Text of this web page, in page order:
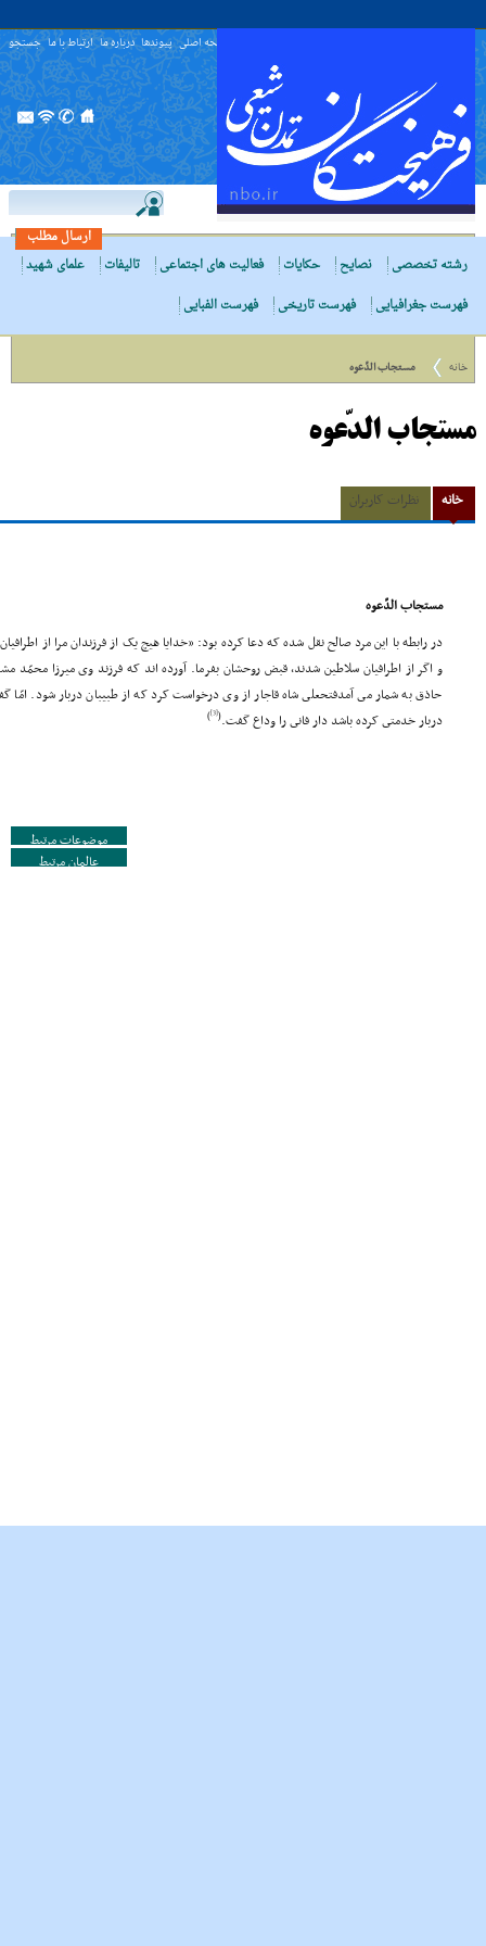
صفحه اصلی پیوندها درباره ما ارتباط با ما جستجو
ارسال مطلب
رشته تخصصی
نصایح حکایات فعالیت های اجتماعی تالیفات
علمای شهید
فهرست جغرافیایی
فهرست تاریخی فهرست الفبایی
خانه مستجاب الدّعوه
مستجاب الدّعوه
خانه نظرات کاربران
مستجاب الدّعوه
در رابطه با این مرد صالح نقل شده که دعا کرده بود: «خدایا هیچ یک از فرزندان مرا از
و اگر از اطرافیان سلاطین شدند، قبض روحشان بفرما. آورده اند که فرزند وى میرزا محمّد
حاذق به شمار مى آمدفتحعلى شاه قاجار از وى درخواست کرد که از طبیبان دربار شود. امّا
دربار خدمتى کرده باشد دار فانى را وداع گفت.(
[3]
)
موضوعات مرتبط
عالمان مرتبط